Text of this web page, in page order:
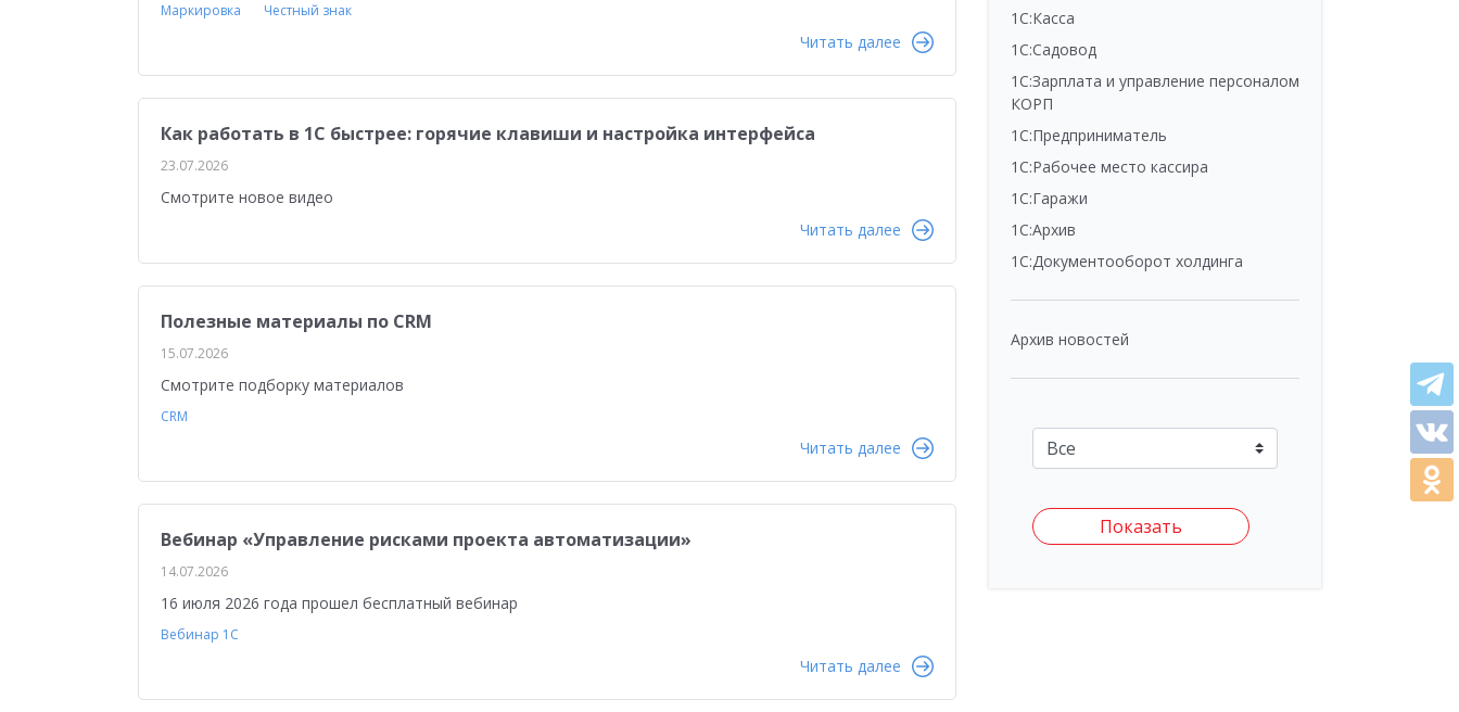
Маркировка Честный знак
Читать далее
Как работать в 1С быстрее: горячие клавиши и настройка интерфейса
23.07.2026
Смотрите новое видео
Читать далее
Полезные материалы по CRM
15.07.2026
Смотрите подборку материалов
CRM
Читать далее
Вебинар «Управление рисками проекта автоматизации»
14.07.2026
16 июля 2026 года прошел бесплатный вебинар
Вебинар 1С
Читать далее
1С:Касса
1С:Садовод
1С:Зарплата и управление персоналом
КОРП
1С:Предприниматель
1С:Рабочее место кассира
1С:Гаражи
1С:Архив
1С:Документооборот холдинга
Архив новостей
Показать